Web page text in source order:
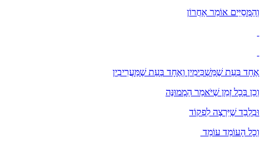
וְהַמְּסַיֵּים אוֹמֵר אַחֲרוֹן
אֶחָד בְּעֵת שֶׁמַּשְׁכִּימִין וְאֶחָד בְּעֵת שֶׁמַּעֲרִיבִין
וְכֵן בְּכָל זְמַן שֶׁיֹּאמַר הַמְמוּנֶּה
וּבִלְבַד שֶׁיִּרְצֶה לִפְקוֹד
וְכָל הָעוֹמֵד עוֹמֵד